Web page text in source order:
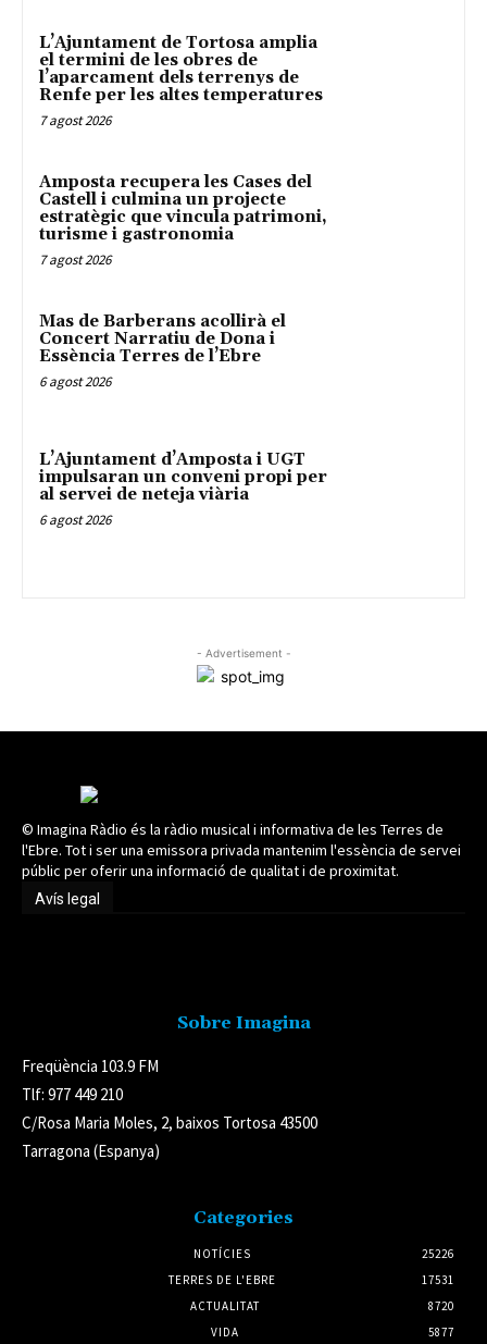
L’Ajuntament de Tortosa amplia
el termini de les obres de
l’aparcament dels terrenys de
Renfe per les altes temperatures
7 agost 2026
Amposta recupera les Cases del
Castell i culmina un projecte
estratègic que vincula patrimoni,
turisme i gastronomia
7 agost 2026
Mas de Barberans acollirà el
Concert Narratiu de Dona i
Essència Terres de l’Ebre
6 agost 2026
L’Ajuntament d’Amposta i UGT
impulsaran un conveni propi per
al servei de neteja viària
6 agost 2026
- Advertisement -
© Imagina Ràdio és la ràdio musical i informativa de les Terres de
l'Ebre. Tot i ser una emissora privada mantenim l'essència de servei
públic per oferir una informació de qualitat i de proximitat.
Avís legal
Sobre Imagina
Freqüència 103.9 FM
Tlf: 977 449 210
C/Rosa Maria Moles, 2, baixos Tortosa 43500
Tarragona (Espanya)
Categories
NOTÍCIES
25226
TERRES DE L'EBRE
17531
ACTUALITAT
8720
VIDA
5877